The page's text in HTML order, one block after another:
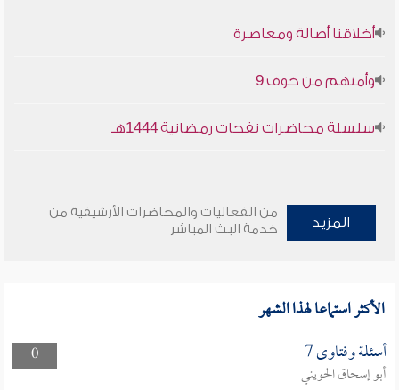
أخلاقنا أصالة ومعاصرة
وأمنهم من خوف 9
سلسلة محاضرات نفحات رمضانية 1444هـ
المزيد
من الفعاليات والمحاضرات الأرشيفية من
خدمة البث المباشر
الأكثر استماعا لهذا الشهر
0 أسئلة وفتاوى 7
أبو إسحاق الحويني